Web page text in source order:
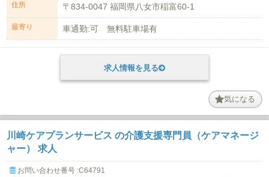
住所 〒834-0047 福岡県八女市稲富60-1
最寄り 車通勤:可 無料駐車場有
求人情報を見る
気になる
川崎ケアプランサービス の介護支援専門員（ケアマネージ
ャー） 求人
お問い合わせ番号 :C64791